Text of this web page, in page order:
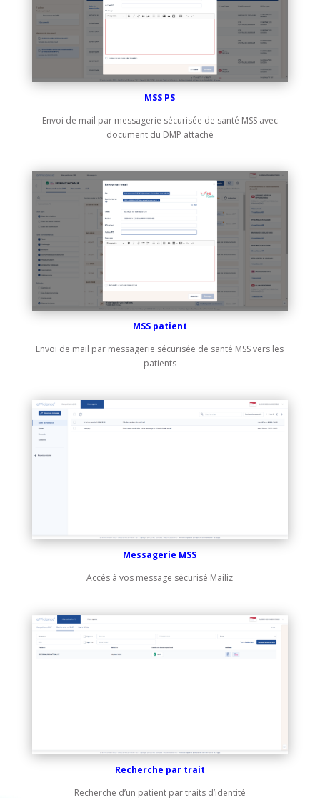
MSS PS
Envoi de mail par messagerie sécurisée de santé MSS avec
document du DMP attaché
MSS patient
Envoi de mail par messagerie sécurisée de santé MSS vers les
patients
Messagerie MSS
Accès à vos message sécurisé Mailiz
Recherche par trait
Recherche d’un patient par traits d’identité